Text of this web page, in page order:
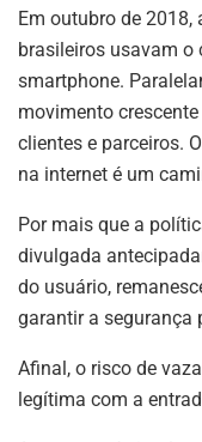
Em outubro de 2018,
brasileiros usavam o
smartphone.
movimento
clientes e parceiros.
na internet é um
Por mais que a
divulgada
do usuário,
garantir a segurança
Afinal, o risco de
legítima com a